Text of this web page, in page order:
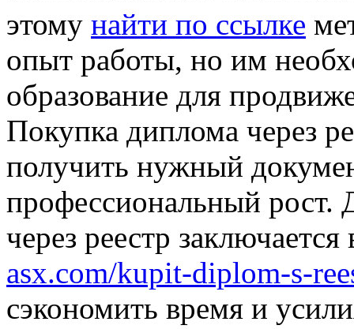
этому найти по ссылке
опыт работы, но им
образование для
Покупка диплома через
получить нужный
профессиональный рост.
через реестр
asx.com/kupit-diplom-s-
сэкономить время и